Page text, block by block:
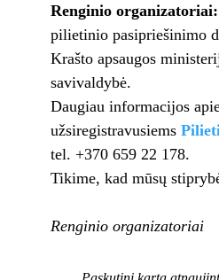
Renginio organizatoriai:
pilietinio pasipriešinimo
Krašto apsaugos
savivaldybė.
Daugiau informacijos
užsiregistravusiems
tel. +370 659 22 178.
Tikime, kad mūsų
Renginio organizatoriai